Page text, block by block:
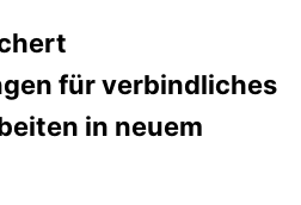
für verbindliches
in neuem